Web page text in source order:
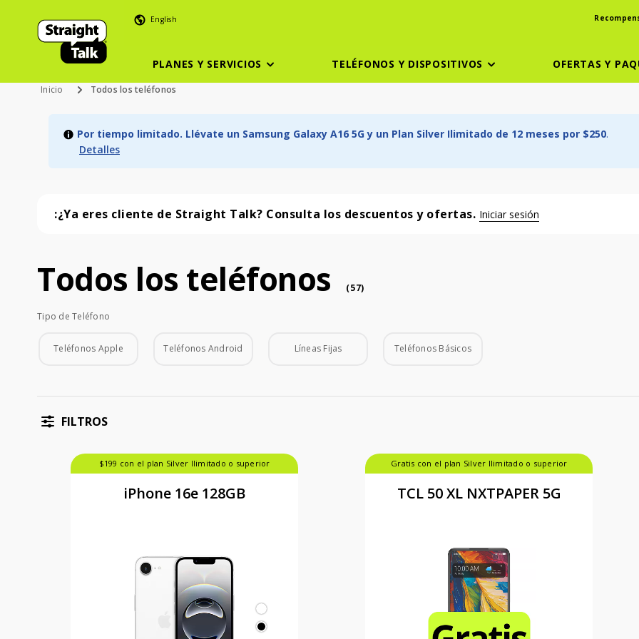
English
PLANES Y SERVICIOS TELÉFONOS Y DISPOSITIVOS OFERTAS Y
Inicio Todos los teléfonos
Por tiempo limitado. Llévate un Samsung Galaxy A16 5G y un Plan Silver Ilimitado de 12 meses por $250.
Detalles
:¿Ya eres cliente de Straight Talk? Consulta los descuentos y ofertas. Iniciar sesión
Todos los teléfonos (57 phone )
Todos los teléfonos (57)
Tipo de Teléfono
Tipo de Teléfono
Teléfonos Apple Teléfonos Android Líneas Fijas Teléfonos Básicos
FILTROS
$199 con el plan Silver Ilimitado o superior
iPhone 16e 128GB
Gratis con el plan Silver Ilimitado o superior
TCL 50 XL NXTPAPER 5G